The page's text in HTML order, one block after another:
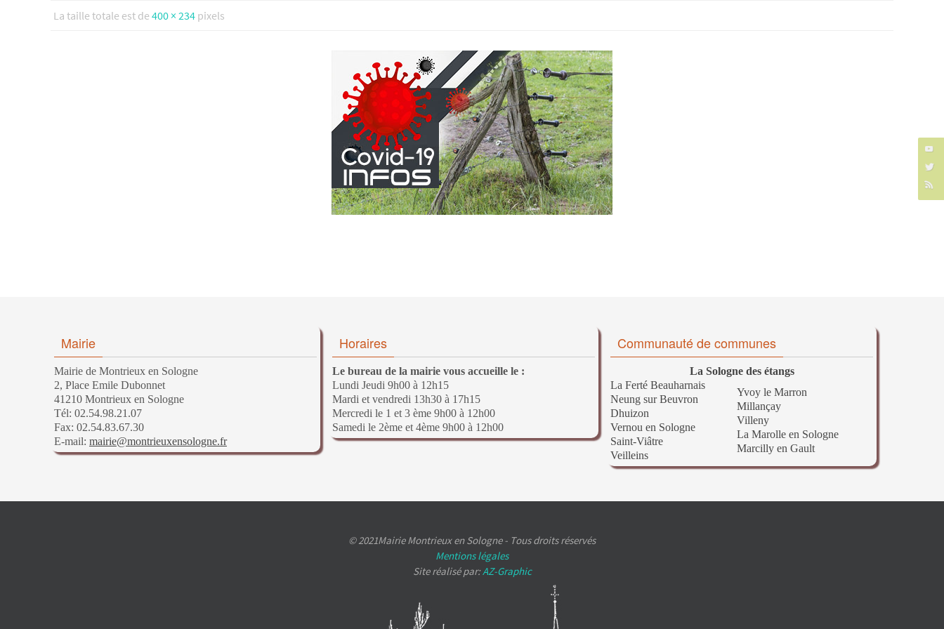
La taille totale est de 400 × 234 pixels
Mairie
Mairie de Montrieux en Sologne
2, Place Emile Dubonnet
41210 Montrieux en Sologne
Tél: 02.54.98.21.07
Fax: 02.54.83.67.30
E-mail: mairie@montrieuxensologne.fr
Horaires
Le bureau de la mairie vous accueille le :
Lundi Jeudi 9h00 à 12h15
Mardi et vendredi 13h30 à 17h15
Mercredi le 1 et 3 ème 9h00 à 12h00
Samedi le 2ème et 4ème 9h00 à 12h00
Communauté de communes
La Sologne des étangs
La Ferté Beauharnais
Neung sur Beuvron
Dhuizon
Vernou en Sologne
Saint-Viâtre
Veilleins
Yvoy le Marron
Millançay
Villeny
La Marolle en Sologne
Marcilly en Gault
© 2021Mairie Montrieux en Sologne - Tous droits réservés
Mentions légales
Site réalisé par:AZ-Graphic